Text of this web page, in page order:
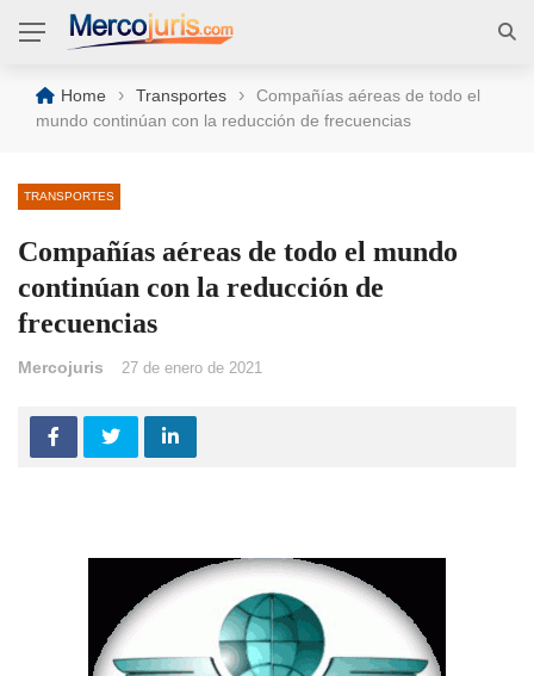
Home › Transportes ›
Compañías aéreas de todo el
mundo continúan con la reducción de frecuencias
TRANSPORTES
Compañías aéreas de todo el mundo
continúan con la reducción de
frecuencias
Mercojuris 27 de enero de 2021